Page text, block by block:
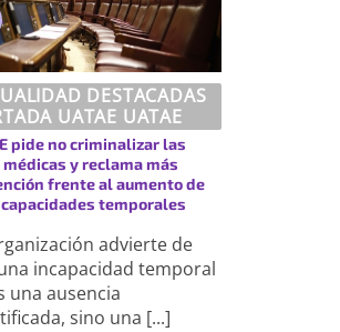
DESTACADAS
UATAE UATAE
pide no criminalizar las
médicas y reclama más
frente al aumento de
temporales
advierte de
incapacidad temporal
una ausencia
sino una [...]